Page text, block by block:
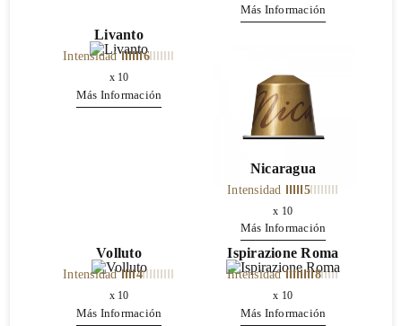
Más Información
Livanto
Intensidad 6
x 10
Más Información
Nicaragua
Intensidad 5
x 10
Más Información
Volluto
Intensidad 4
x 10
Más Información
Ispirazione Roma
Intensidad 8
x 10
Más Información